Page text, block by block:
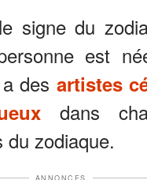
signe du
est
des artistes
dans
du zodiaque.
ANNONCES